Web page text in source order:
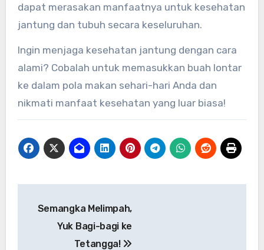
dapat merasakan manfaatnya untuk kesehatan
jantung dan tubuh secara keseluruhan.
Ingin menjaga kesehatan jantung dengan cara
alami? Cobalah untuk memasukkan buah lontar
ke dalam pola makan sehari-hari Anda dan
nikmati manfaat kesehatan yang luar biasa!
Semangka Melimpah,
Yuk Bagi-bagi ke
Tetangga!